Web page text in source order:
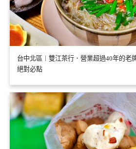
台中北區︱雙江茶行．營業超過40年的老
絕對必點